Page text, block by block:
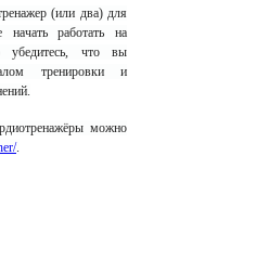
(или два) для
работать на
убедитесь, что вы
тренировки и
можно
.